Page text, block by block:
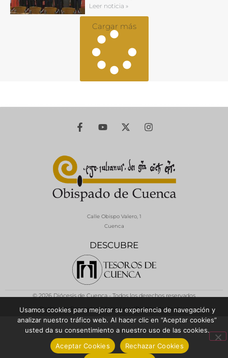
Leer noticia »
Cargar más
DESCUBRE
Calle Obispo Valero, 1
Cuenca
© 2026 Diócesis de Cuenca - Todos los derechos reservados
Política de Privacidad / Aviso LegalPolítica de Cookies
Usamos cookies para mejorar su experiencia de navegación y
analizar nuestro tráfico web. Al hacer clic en “Aceptar cookies”
usted da su consentimiento a nuestro uso de las cookies.
Aceptar Cookies
Rechazar Cookies